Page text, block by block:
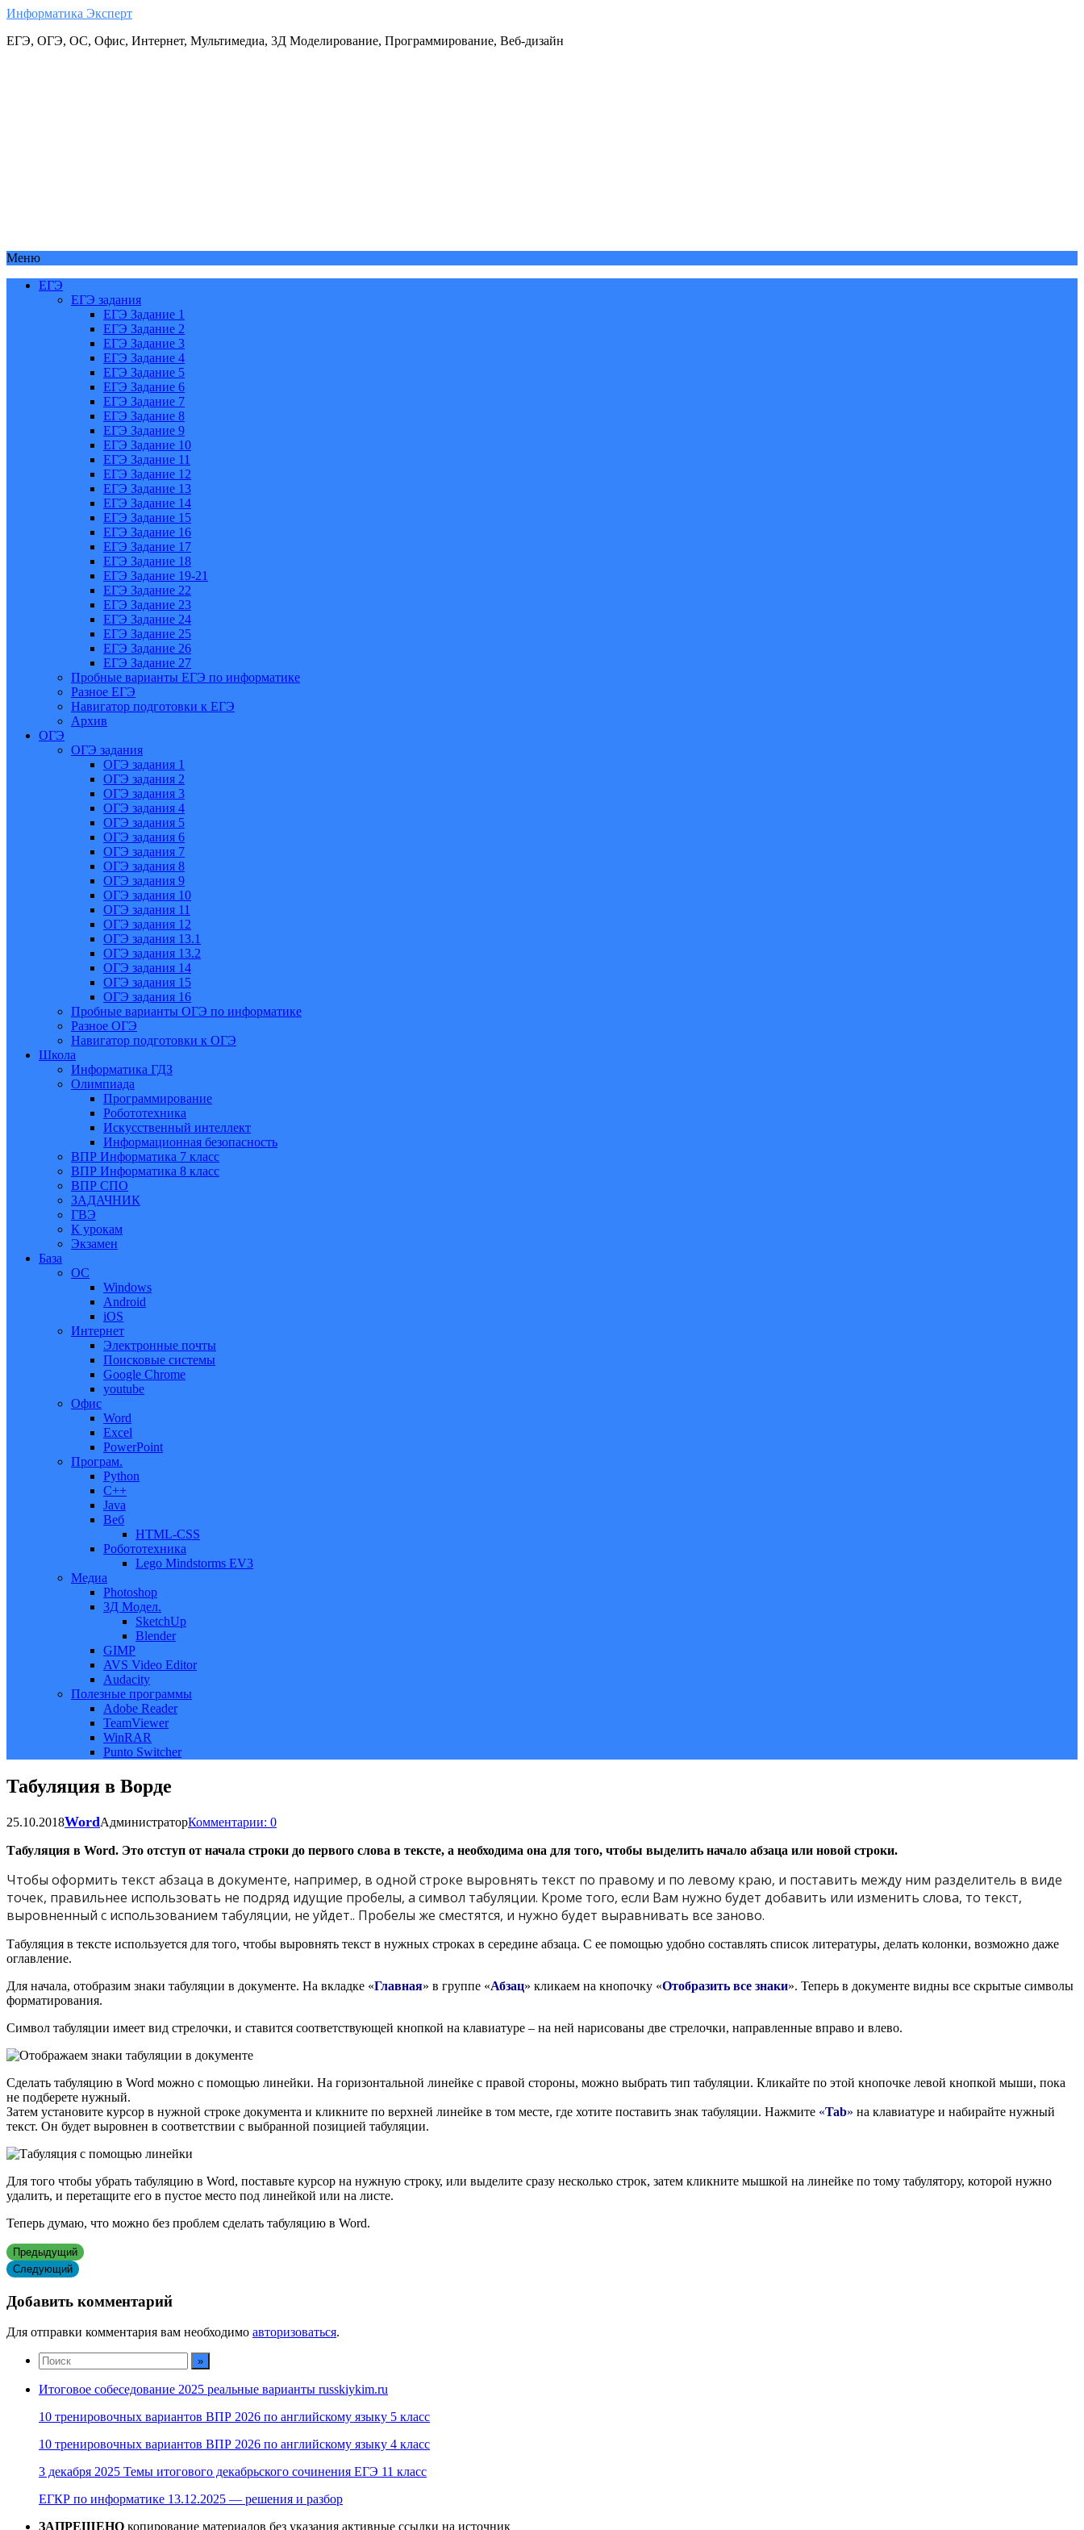
Информатика Эксперт
ЕГЭ, ОГЭ, ОС, Офис, Интернет, Мультимедиа, 3Д Моделирование, Программирование, Веб-дизайн
Меню
ЕГЭ
ЕГЭ задания
ЕГЭ Задание 1
ЕГЭ Задание 2
ЕГЭ Задание 3
ЕГЭ Задание 4
ЕГЭ Задание 5
ЕГЭ Задание 6
ЕГЭ Задание 7
ЕГЭ Задание 8
ЕГЭ Задание 9
ЕГЭ Задание 10
ЕГЭ Задание 11
ЕГЭ Задание 12
ЕГЭ Задание 13
ЕГЭ Задание 14
ЕГЭ Задание 15
ЕГЭ Задание 16
ЕГЭ Задание 17
ЕГЭ Задание 18
ЕГЭ Задание 19-21
ЕГЭ Задание 22
ЕГЭ Задание 23
ЕГЭ Задание 24
ЕГЭ Задание 25
ЕГЭ Задание 26
ЕГЭ Задание 27
Пробные варианты ЕГЭ по информатике
Разное ЕГЭ
Навигатор подготовки к ЕГЭ
Архив
ОГЭ
ОГЭ задания
ОГЭ задания 1
ОГЭ задания 2
ОГЭ задания 3
ОГЭ задания 4
ОГЭ задания 5
ОГЭ задания 6
ОГЭ задания 7
ОГЭ задания 8
ОГЭ задания 9
ОГЭ задания 10
ОГЭ задания 11
ОГЭ задания 12
ОГЭ задания 13.1
ОГЭ задания 13.2
ОГЭ задания 14
ОГЭ задания 15
ОГЭ задания 16
Пробные варианты ОГЭ по информатике
Разное ОГЭ
Навигатор подготовки к ОГЭ
Школа
Информатика ГДЗ
Олимпиада
Программирование
Робототехника
Искусственный интеллект
Информационная безопасность
ВПР Информатика 7 класс
ВПР Информатика 8 класс
ВПР СПО
ЗАДАЧНИК
ГВЭ
К урокам
Экзамен
База
ОС
Windows
Android
iOS
Интернет
Электронные почты
Поисковые системы
Google Chrome
youtube
Офис
Word
Excel
PowerPoint
Програм.
Python
C++
Java
Веб
HTML-CSS
Робототехника
Lego Mindstorms EV3
Медиа
Photoshop
3Д Модел.
SketchUp
Blender
GIMP
AVS Video Editor
Audacity
Полезные программы
Adobe Reader
TeamViewer
WinRAR
Punto Switcher
Табуляция в Ворде
25.10.2018WordАдминистраторКомментарии: 0
Табуляция в Word. Это отступ от начала строки до первого слова в тексте, а необходима она для того, чтобы выделить начало абзаца или новой строки.
Чтобы оформить текст абзаца в документе, например, в одной строке выровнять текст по правому и по левому краю, и поставить между ним разделитель в виде
точек, правильнее использовать не подряд идущие пробелы, а символ табуляции. Кроме того, если Вам нужно будет добавить или изменить слова, то текст,
выровненный с использованием табуляции, не уйдет.. Пробелы же сместятся, и нужно будет выравнивать все заново.
Табуляция в тексте используется для того, чтобы выровнять текст в нужных строках в середине абзаца. С ее помощью удобно составлять список литературы, делать колонки, возможно даже
оглавление.
Для начала, отобразим знаки табуляции в документе. На вкладке «Главная» в группе «Абзац» кликаем на кнопочку «Отобразить все знаки». Теперь в документе видны все скрытые символы
форматирования.
Символ табуляции имеет вид стрелочки, и ставится соответствующей кнопкой на клавиатуре – на ней нарисованы две стрелочки, направленные вправо и влево.
Сделать табуляцию в Word можно с помощью линейки. На горизонтальной линейке с правой стороны, можно выбрать тип табуляции. Кликайте по этой кнопочке левой кнопкой мыши, пока
не подберете нужный.
Затем установите курсор в нужной строке документа и кликните по верхней линейке в том месте, где хотите поставить знак табуляции. Нажмите «Tab» на клавиатуре и набирайте нужный
текст. Он будет выровнен в соответствии с выбранной позицией табуляции.
Для того чтобы убрать табуляцию в Word, поставьте курсор на нужную строку, или выделите сразу несколько строк, затем кликните мышкой на линейке по тому табулятору, которой нужно
удалить, и перетащите его в пустое место под линейкой или на листе.
Теперь думаю, что можно без проблем сделать табуляцию в Word.
Предыдущий
Следующий
Добавить комментарий
Для отправки комментария вам необходимо авторизоваться.
Итоговое собеседование 2025 реальные варианты russkiykim.ru
10 тренировочных вариантов ВПР 2026 по английскому языку 5 класс
10 тренировочных вариантов ВПР 2026 по английскому языку 4 класс
3 декабря 2025 Темы итогового декабрьского сочинения ЕГЭ 11 класс
ЕГКР по информатике 13.12.2025 — решения и разбор
ЗАПРЕЩЕНО копирование материалов без указания активные ссылки на источник